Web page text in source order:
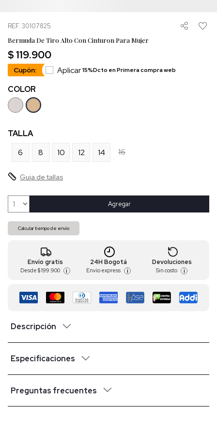
REF. 30107825
Bermuda De Tiro Alto Con Cinturon Para Mujer
$ 119.900
Cupón: Aplicar15%Dcto en Primera compra web
COLOR
TALLA
6
8 10 12 14 16
Guia de tallas
Agregar
Calcular tiempo de envío
Envío gratis
Desde $ 199.900 i
24H Bogotá
Envío express i
Devoluciones
Sin costo i
Descripción
Especificaciones
Preguntas frecuentes